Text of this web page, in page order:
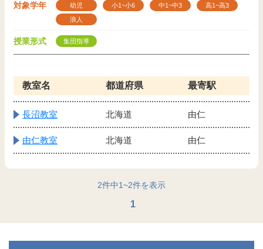
対象学年 幼児 小1~小6 中1~中3
高1~高3
浪人
授業形式 集団指導
教室名 都道府県 最寄駅
長沼教室 北海道 由仁
由仁教室 北海道 由仁
2件中1~2件を表示
1